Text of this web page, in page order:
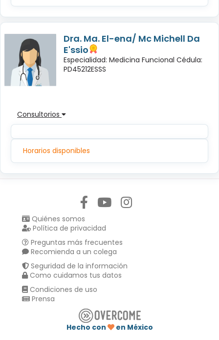
Dra. Ma. El-ena/ Mc Michell Da
E'ssio
Especialidad: Medicina Funcional Cédula:
PD45212ESSS
Consultorios
Horarios disponibles
Quiénes somos
Política de privacidad
Preguntas más frecuentes
Recomienda a un colega
Seguridad de la información
Como cuidamos tus datos
Condiciones de uso
Prensa
Hecho con
en México